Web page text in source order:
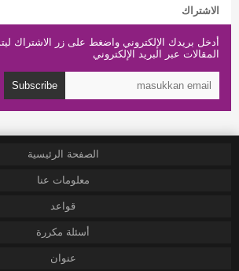
الاشتراك
أدخل بريدك الإلكتروني واضغط على زر الاشتراك
المقالات عبر البريد الإلكتروني
Subscribe
الصفحة الرئيسية
معلومات عنا
قواعد
أسئلة مكررة
عنوان